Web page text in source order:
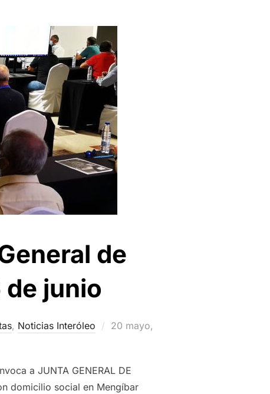
de
junio
, Noticias Interóleo
Publicado
20 mayo,
a JUNTA GENERAL DE
domicilio social en Mengíbar